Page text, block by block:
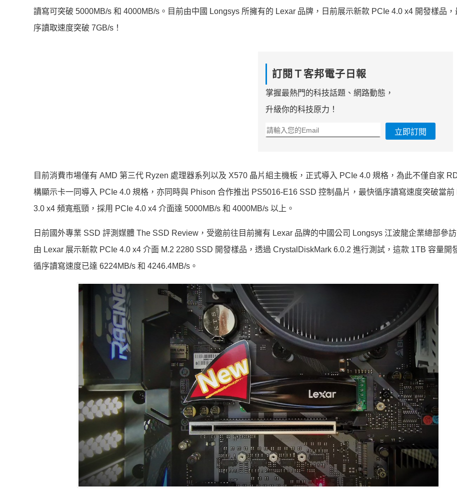
讀寫可突破 5000MB/s 和 4000MB/s。目前由中國 Longsys 所擁有的 Lexar 品牌，日前展示新款 PCIe 4.0 x4 開發樣品，
序讀取速度突破 7GB/s！
訂閱Ｔ客邦電子日報
掌握最熱門的科技話題、網路動態，
升級你的科技原力！
立即訂閱
目前消費市場僅有 AMD 第三代 Ryzen 處理器系列以及 X570 晶片組主機板，正式導入 PCIe 4.0 規格，為此不僅自家
構顯示卡一同導入 PCIe 4.0 規格，亦同時與 Phison 合作推出 PS5016-E16 SSD 控制晶片，最快循序讀寫速度突破當前
3.0 x4 頻寬瓶頸，採用 PCIe 4.0 x4 介面達 5000MB/s 和 4000MB/s 以上。
日前國外專業 SSD 評測媒體 The SSD Review，受邀前往目前擁有 Lexar 品牌的中國公司 Longsys 江波龍企業總部參
由 Lexar 展示新款 PCIe 4.0 x4 介面 M.2 2280 SSD 開發樣品，透過 CrystalDiskMark 6.0.2 進行測試，這款 1TB 容量開
循序讀寫速度已達 6224MB/s 和 4246.4MB/s。